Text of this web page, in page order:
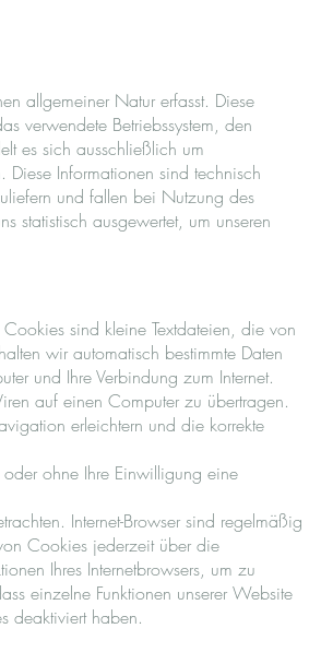
allgemeiner Natur erfasst. Diese
verwendete Betriebssystem, den
es sich ausschließlich um
Diese Informationen sind technisch
und fallen bei Nutzung des
statistisch ausgewertet, um unseren
sind kleine Textdateien, die von
wir automatisch bestimmte Daten
und Ihre Verbindung zum Internet.
auf einen Computer zu übertragen.
erleichtern und die korrekte
ohne Ihre Einwilligung eine
Internet-Browser sind regelmäßig
Cookies jederzeit über die
Ihres Internetbrowsers, um zu
einzelne Funktionen unserer Website
deaktiviert haben.